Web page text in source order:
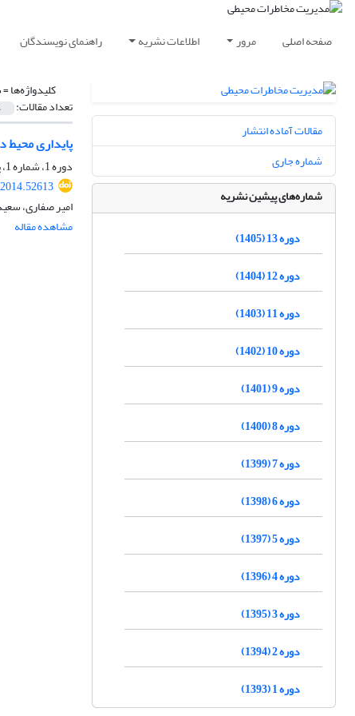
صفحه اصلی مرور اطلاعات نشریه راهنمای نویسندگان
کلیدواژه‌ها =
تعداد مقالات:
پایداری
دوره 1، شماره 1، پاییز 1393، صفحه
امیر صفاری،
مشاهده مقاله
مقالات آماده انتشار
شماره جاری
شماره‌های پیشین نشریه
دوره 13 (1405)
دوره 12 (1404)
دوره 11 (1403)
دوره 10 (1402)
دوره 9 (1401)
دوره 8 (1400)
دوره 7 (1399)
دوره 6 (1398)
دوره 5 (1397)
دوره 4 (1396)
دوره 3 (1395)
دوره 2 (1394)
دوره 1 (1393)